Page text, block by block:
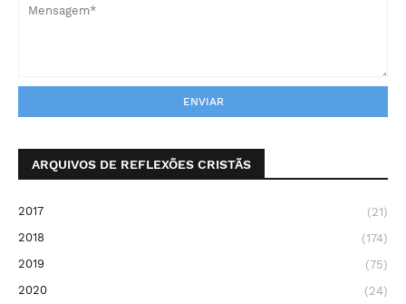
ARQUIVOS DE REFLEXÕES CRISTÃS
2017
(21)
2018
(174)
2019
(75)
2020
(24)